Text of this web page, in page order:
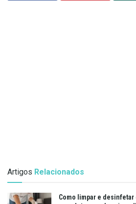
Artigos Relacionados
Como limpar e